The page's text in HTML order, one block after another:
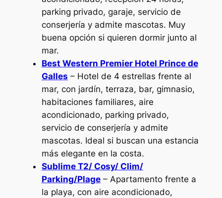
parking privado, garaje, servicio de
conserjería y admite mascotas. Muy
buena opción si quieren dormir junto al
mar.
Best Western Premier Hotel Prince de
Galles – Hotel de 4 estrellas frente al
mar, con jardín, terraza, bar, gimnasio,
habitaciones familiares, aire
acondicionado, parking privado,
servicio de conserjería y admite
mascotas. Ideal si buscan una estancia
más elegante en la costa.
Sublime T2/ Cosy/ Clim/
Parking/Plage– Apartamento frente a
la playa, con aire acondicionado,